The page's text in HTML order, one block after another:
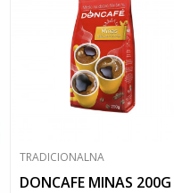
TRADICIONALNA
DONCAFE MINAS 200G